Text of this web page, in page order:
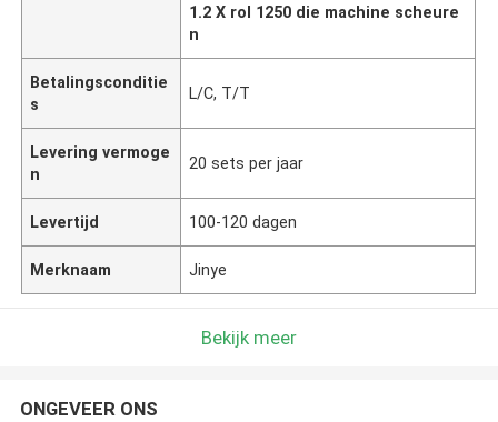
1.2 X rol 1250 die machine scheure
n
Betalingsconditie
s
L/C, T/T
Levering vermoge
n
20 sets per jaar
Levertijd 100-120 dagen
Merknaam Jinye
Bekijk meer
ONGEVEER ONS